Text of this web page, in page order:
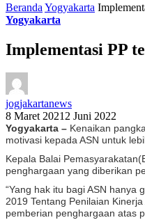
Beranda Yogyakarta
Yogyakarta
Implementasi PP
jogjakartanews
8 Maret 20212 Juni 2022
Yogyakarta – Kenaikan
motivasi kepada ASN untuk
Kepala Balai
penghargaan yang diberikan
“Yang hak itu bagi ASN
2019 Tentang Penilaian
pemberian penghargaan atas